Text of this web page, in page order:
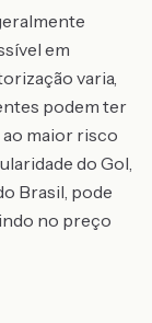
em
varia,
podem ter
maior risco
do Gol,
Brasil, pode
no preço